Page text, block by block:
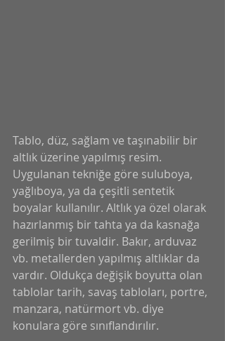
Tablo, düz, sağlam ve taşınabilir bir
altlık üzerine yapılmış resim.
Uygulanan tekniğe göre suluboya,
yağlıboya, ya da çeşitli sentetik
boyalar kullanılır. Altlık ya özel olarak
hazırlanmış bir tahta ya da kasnağa
gerilmiş bir tuvaldir. Bakır, arduvaz
vb. metallerden yapılmış altlıklar da
vardır. Oldukça değişik boyutta olan
tablolar tarih, savaş tabloları, portre,
manzara, natürmort vb. diye
konulara göre sınıflandırılır.